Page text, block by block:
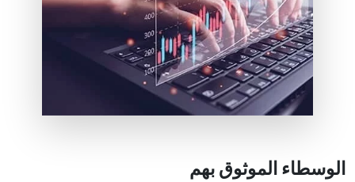
الوسطاء الموثوق بهم